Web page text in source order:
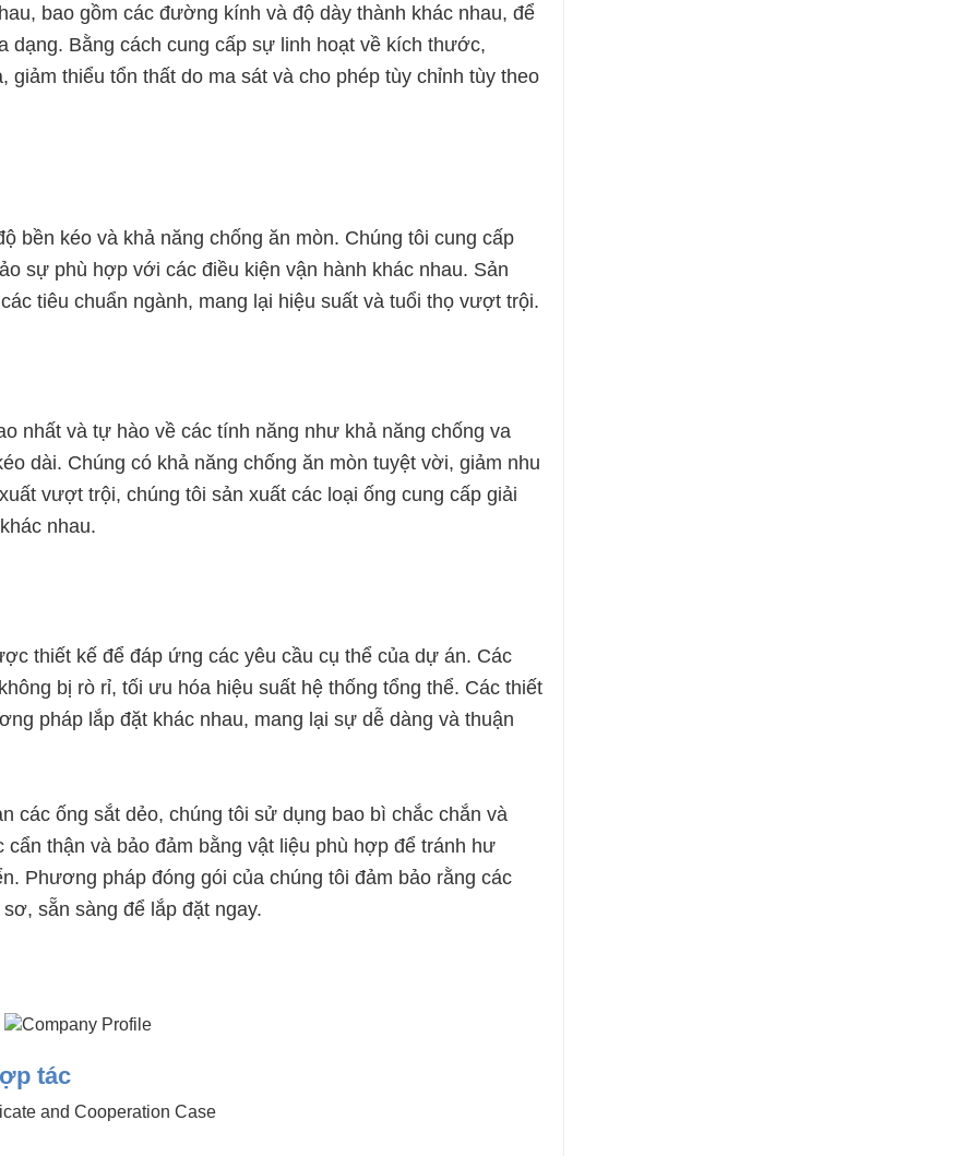
bao gồm các đường kính và độ dày thành khác nhau, để
dạng. Bằng cách cung cấp sự linh hoạt về kích thước,
thiểu tổn thất do ma sát và cho phép tùy chỉnh tùy theo
bền kéo và khả năng chống ăn mòn. Chúng tôi cung cấp
sự phù hợp với các điều kiện vận hành khác nhau. Sản
tiêu chuẩn ngành, mang lại hiệu suất và tuổi thọ vượt trội.
nhất và tự hào về các tính năng như khả năng chống va
dài. Chúng có khả năng chống ăn mòn tuyệt vời, giảm nhu
vượt trội, chúng tôi sản xuất các loại ống cung cấp giải
nhau.
thiết kế để đáp ứng các yêu cầu cụ thể của dự án. Các
bị rò rỉ, tối ưu hóa hiệu suất hệ thống tổng thể. Các thiết
pháp lắp đặt khác nhau, mang lại sự dễ dàng và thuận
các ống sắt dẻo, chúng tôi sử dụng bao bì chắc chắn và
thận và bảo đảm bằng vật liệu phù hợp để tránh hư
Phương pháp đóng gói của chúng tôi đảm bảo rằng các
sẵn sàng để lắp đặt ngay.
tác